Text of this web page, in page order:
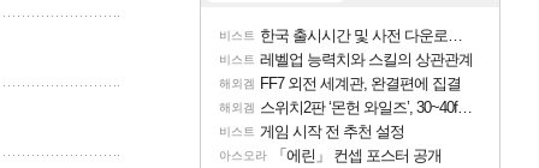
비스트 한국 출시시간 및 사전 다운로드 진행 - 비스트 오브 리인카네이션
비스트 레벨업 능력치와 스킬의 상관관계
해외겜 FF7 외전 세계관, 완결편에 집결
해외겜 스위치2판 ‘몬헌 와일즈’, 30~40fps 목표 추정
비스트 게임 시작 전 추천 설정
아스오라 「에린」 컨셉 포스터 공개